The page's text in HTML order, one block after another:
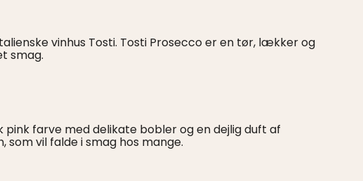
vinhus Tosti. Tosti Prosecco er en tør, lækker og
smag.
pink farve med delikate bobler og en dejlig duft af
som vil falde i smag hos mange.